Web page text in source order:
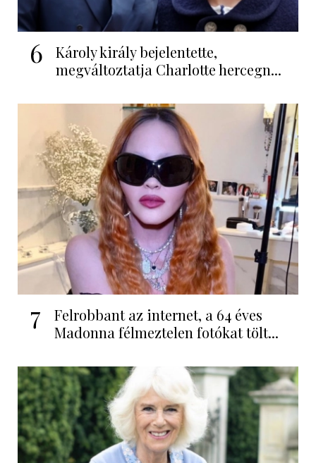
6
Károly király bejelentette,
megváltoztatja Charlotte hercegn...
7
Felrobbant az internet, a 64 éves
Madonna félmeztelen fotókat tölt...